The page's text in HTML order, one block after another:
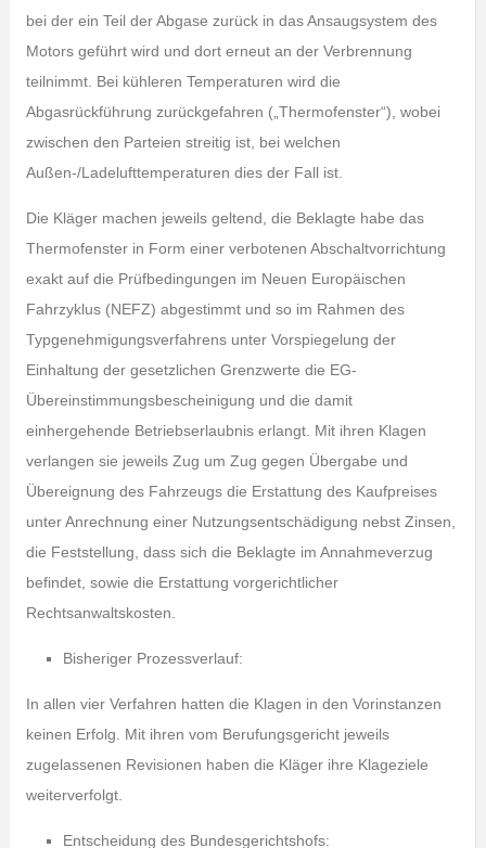
bei der ein Teil der Abgase zurück in das Ansaugsystem des
Motors geführt wird und dort erneut an der Verbrennung
teilnimmt. Bei kühleren Temperaturen wird die
Abgasrückführung zurückgefahren („Thermofenster“), wobei
zwischen den Parteien streitig ist, bei welchen
Außen-/Ladelufttemperaturen dies der Fall ist.
Die Kläger machen jeweils geltend, die Beklagte habe das
Thermofenster in Form einer verbotenen Abschaltvorrichtung
exakt auf die Prüfbedingungen im Neuen Europäischen
Fahrzyklus (NEFZ) abgestimmt und so im Rahmen des
Typgenehmigungsverfahrens unter Vorspiegelung der
Einhaltung der gesetzlichen Grenzwerte die EG-
Übereinstimmungsbescheinigung und die damit
einhergehende Betriebserlaubnis erlangt. Mit ihren Klagen
verlangen sie jeweils Zug um Zug gegen Übergabe und
Übereignung des Fahrzeugs die Erstattung des Kaufpreises
unter Anrechnung einer Nutzungsentschädigung nebst Zinsen,
die Feststellung, dass sich die Beklagte im Annahmeverzug
befindet, sowie die Erstattung vorgerichtlicher
Rechtsanwaltskosten.
Bisheriger Prozessverlauf:
In allen vier Verfahren hatten die Klagen in den Vorinstanzen
keinen Erfolg. Mit ihren vom Berufungsgericht jeweils
zugelassenen Revisionen haben die Kläger ihre Klageziele
weiterverfolgt.
Entscheidung des Bundesgerichtshofs: